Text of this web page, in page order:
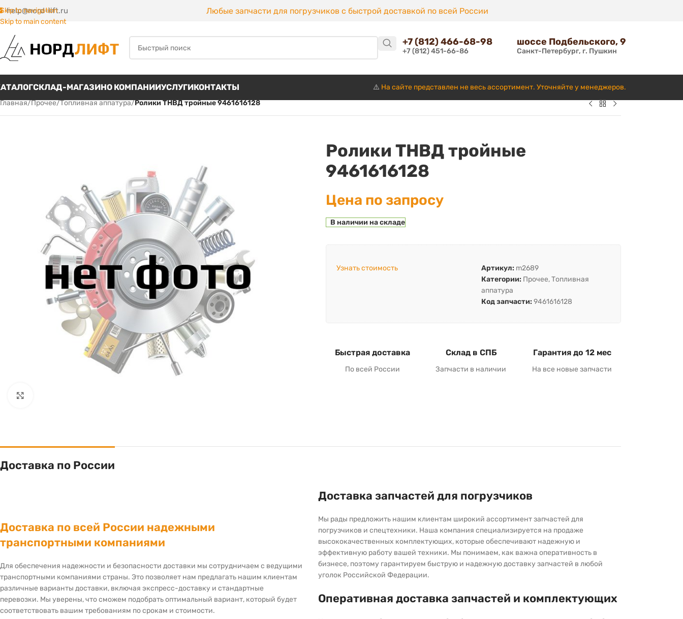
Skip to navigation
Skip to main content
help@nord-lift.ru Любые запчасти для погрузчиков с быстрой доставкой по всей России
+7 (812) 466-68-98
+7 (812) 451-66-86
шоссе Подбельского, 9
Санкт-Петербург, г. Пушкин
СКЛАД-МАГАЗИНО КОМПАНИИУСЛУГИКОНТАКТЫ ⚠️ На сайте представлен не весь ассортимент. Уточняйте у менеджеров.
Главная/Прочее/Топливная аппатура/Ролики ТНВД тройные 9461616128
Ролики ТНВД тройные
9461616128
Цена по запросу
В наличии на складе
Узнать стоимость Артикул: m2689
Категории: Прочее, Топливная
аппатура
Код запчасти: 9461616128
Быстрая доставка
По всей России
Склад в СПБ
Запчасти в наличии
Гарантия до 12 мес
На все новые запчасти
Доставка по России
Доставка по всей России надежными
транспортными компаниями
Для обеспечения надежности и безопасности доставки мы сотрудничаем с ведущими
транспортными компаниями страны. Это позволяет нам предлагать нашим клиентам
различные варианты доставки, включая экспресс-доставку и стандартные
перевозки. Мы уверены, что сможем подобрать оптимальный вариант, который будет
соответствовать вашим требованиям по срокам и стоимости.
Доставка запчастей для погрузчиков
Мы рады предложить нашим клиентам широкий ассортимент запчастей для
погрузчиков и спецтехники. Наша компания специализируется на продаже
высококачественных комплектующих, которые обеспечивают надежную и
эффективную работу вашей техники. Мы понимаем, как важна оперативность в
бизнесе, поэтому гарантируем быструю и надежную доставку запчастей в любой
уголок Российской Федерации.
Оперативная доставка запчастей и комплектующих